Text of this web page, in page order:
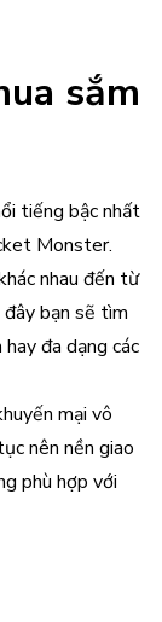
sắm
tiếng bậc nhất
Monster.
nhau đến từ
bạn sẽ tìm
đa dạng các
mại vô
nên nền giao
phù hợp với